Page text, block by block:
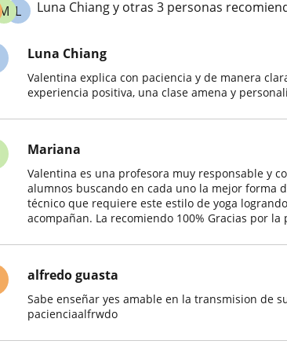
L
M Luna Chiang y otras 3 personas
Luna Chiang
Valentina explica con paciencia y de manera
experiencia positiva, una clase amena y
Mariana
Valentina es una profesora muy responsable y
alumnos buscando en cada uno la mejor forma
técnico que requiere este estilo de yoga
acompañan. La recomiendo 100% Gracias por la
alfredo guasta
Sabe enseñar yes amable en la transmision de
pacienciaalfrwdo